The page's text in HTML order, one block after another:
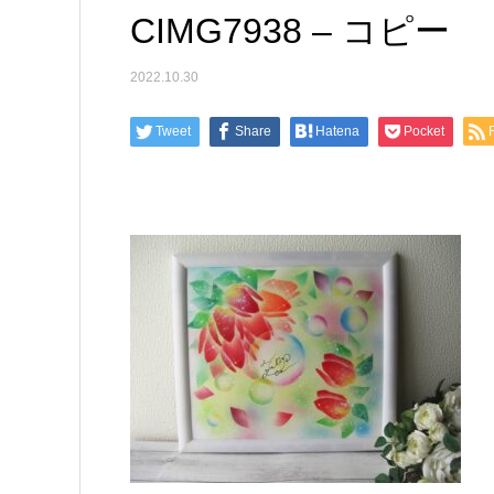
CIMG7938 – コピー
2022.10.30
Tweet Share Hatena Pocket